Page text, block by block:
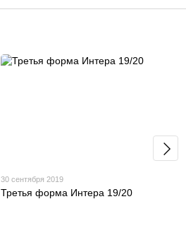
30 сентября 2019
Третья форма Интера 19/20